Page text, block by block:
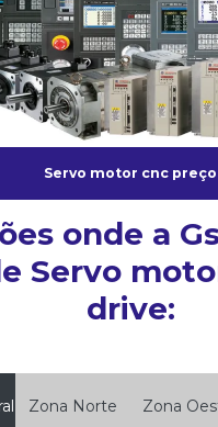
Servo motor cnc preço
onde a
Servo
drive:
Zona Norte Zona